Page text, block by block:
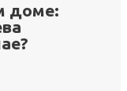
доме: